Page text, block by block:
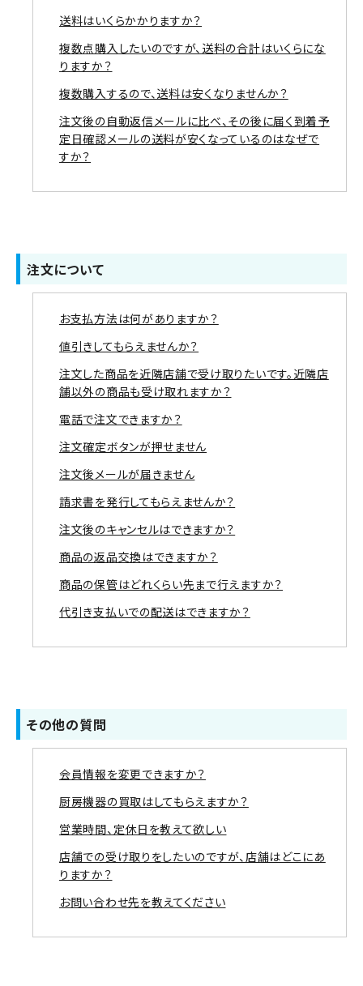
送料はいくらかかりますか？
複数点購入したいのですが、送料の合計はいくらにな
りますか？
複数購入するので、送料は安くなりませんか？
注文後の自動返信メールに比べ、その後に届く到着予
定日確認メールの送料が安くなっているのはなぜで
すか？
注文について
お支払方法は何がありますか？
値引きしてもらえませんか？
注文した商品を近隣店舗で受け取りたいです。近隣店
舗以外の商品も受け取れますか？
電話で注文できますか？
注文確定ボタンが押せません
注文後メールが届きません
請求書を発行してもらえませんか？
注文後のキャンセルはできますか？
商品の返品交換はできますか？
商品の保管はどれくらい先まで行えますか？
代引き支払いでの配送はできますか？
その他の質問
会員情報を変更できますか？
厨房機器の買取はしてもらえますか？
営業時間、定休日を教えて欲しい
店舗での受け取りをしたいのですが、店舗はどこにあ
りますか？
お問い合わせ先を教えてください